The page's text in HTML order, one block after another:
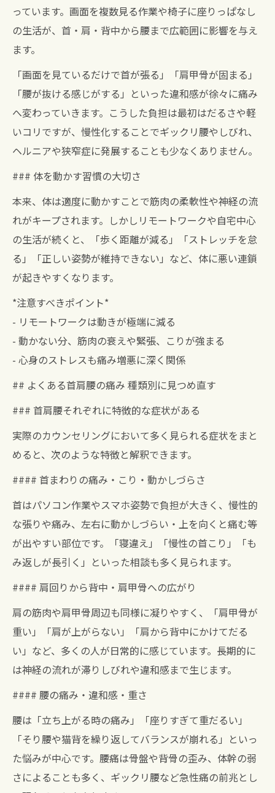
っています。画面を複数見る作業や椅子に座りっぱなし
の生活が、首・肩・背中から腰まで広範囲に影響を与え
ます。
「画面を見ているだけで首が張る」「肩甲骨が固まる」
「腰が抜ける感じがする」といった違和感が徐々に痛み
へ変わっていきます。こうした負担は最初はだるさや軽
いコリですが、慢性化することでギックリ腰やしびれ、
ヘルニアや狭窄症に発展することも少なくありません。
### 体を動かす習慣の大切さ
本来、体は適度に動かすことで筋肉の柔軟性や神経の流
れがキープされます。しかしリモートワークや自宅中心
の生活が続くと、「歩く距離が減る」「ストレッチを怠
る」「正しい姿勢が維持できない」など、体に悪い連鎖
が起きやすくなります。
*注意すべきポイント*
- リモートワークは動きが極端に減る
- 動かない分、筋肉の衰えや緊張、こりが強まる
- 心身のストレスも痛み増悪に深く関係
## よくある首肩腰の痛み 種類別に見つめ直す
### 首肩腰それぞれに特徴的な症状がある
実際のカウンセリングにおいて多く見られる症状をまと
めると、次のような特徴と解釈できます。
#### 首まわりの痛み・こり・動かしづらさ
首はパソコン作業やスマホ姿勢で負担が大きく、慢性的
な張りや痛み、左右に動かしづらい・上を向くと痛む等
が出やすい部位です。「寝違え」「慢性の首こり」「も
み返しが長引く」といった相談も多く見られます。
#### 肩回りから背中・肩甲骨への広がり
肩の筋肉や肩甲骨周辺も同様に凝りやすく、「肩甲骨が
重い」「肩が上がらない」「肩から背中にかけてだる
い」など、多くの人が日常的に感じています。長期的に
は神経の流れが滞りしびれや違和感まで生じます。
#### 腰の痛み・違和感・重さ
腰は「立ち上がる時の痛み」「座りすぎて重だるい」
「そり腰や猫背を繰り返してバランスが崩れる」といっ
た悩みが中心です。腰痛は骨盤や背骨の歪み、体幹の弱
さによることも多く、ギックリ腰など急性痛の前兆とし